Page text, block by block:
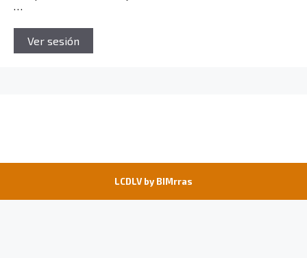
…
Ver sesión
LCDLV by BIMrras